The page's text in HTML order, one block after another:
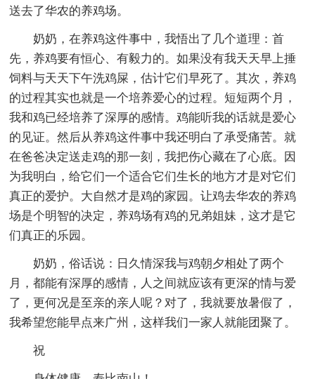
送去了华农的养鸡场。
奶奶，在养鸡这件事中，我悟出了几个道理：首
先，养鸡要有恒心、有毅力的。如果没有我天天早上捶
饲料与天天下午洗鸡屎，估计它们早死了。其次，养鸡
的过程其实也就是一个培养爱心的过程。短短两个月，
我和鸡已经培养了深厚的感情。鸡能听我的话就是爱心
的见证。然后从养鸡这件事中我还明白了承受痛苦。就
在爸爸决定送走鸡的那一刻，我把伤心藏在了心底。因
为我明白，给它们一个适合它们生长的地方才是对它们
真正的爱护。大自然才是鸡的家园。让鸡去华农的养鸡
场是个明智的决定，养鸡场有鸡的兄弟姐妹，这才是它
们真正的乐园。
奶奶，俗话说：日久情深我与鸡朝夕相处了两个
月，都能有深厚的感情，人之间就应该有更深的情与爱
了，更何况是至亲的亲人呢？对了，我就要放暑假了，
我希望您能早点来广州，这样我们一家人就能团聚了。
祝